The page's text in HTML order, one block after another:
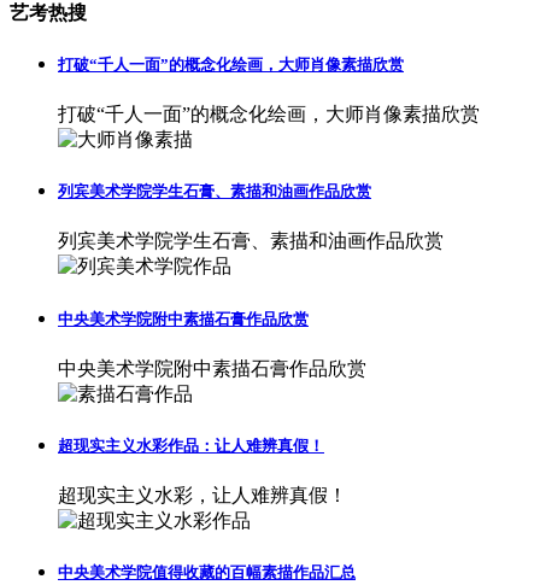
艺考热搜
打破“千人一面”的概念化绘画，大师肖像素描欣赏
打破“千人一面”的概念化绘画，大师肖像素描欣赏
列宾美术学院学生石膏、素描和油画作品欣赏
列宾美术学院学生石膏、素描和油画作品欣赏
中央美术学院附中素描石膏作品欣赏
中央美术学院附中素描石膏作品欣赏
超现实主义水彩作品：让人难辨真假！
超现实主义水彩，让人难辨真假！
中央美术学院值得收藏的百幅素描作品汇总